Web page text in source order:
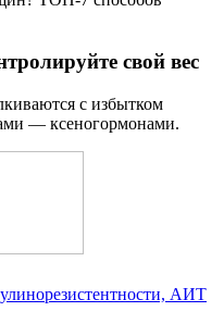
свой вес
с избытком
— ксеногормонами.
АИТ